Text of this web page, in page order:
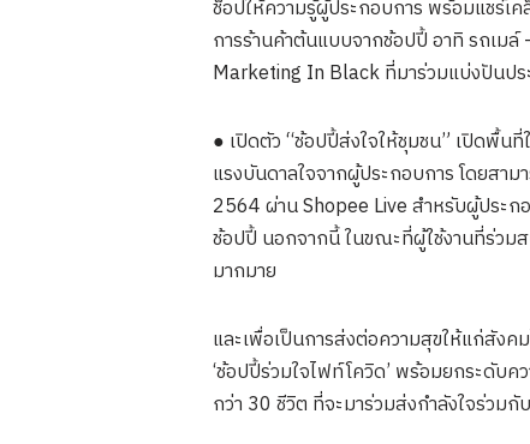
ช็อปให้ความรู้ผู้ประกอบการ พร้อมแชร์เ
การร้านค้าต้นแบบจากช้อปปี้ อาทิ รถเม
Marketing In Black ที่มาร่วมแบ่งปันปร
● เปิดตัว “ช้อปปี้ส่งใจให้ชุมชน” เปิดพื้น
แรงบันดาลใจจากผู้ประกอบการ โดยสา
2564 ผ่าน Shopee Live สำหรับผู้ประ
ช้อปปี้ นอกจากนี้ ในขณะที่ผู้ใช้งานที่ร่วม
มากมาย
และเพื่อเป็นการส่งต่อความสุขให้แก่สัง
‘ช้อปปี้ร่วมใจไฟท์โควิด’ พร้อมยกระดับ
กว่า 30 ชีวิต ที่จะมาร่วมส่งกำลังใจร่วม